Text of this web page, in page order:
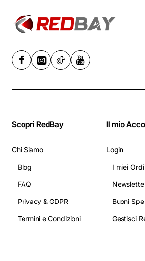
Scopri RedBay
Chi Siamo
Blog
FAQ
Privacy & GDPR
Termini e Condizioni
Il mio
Login
I miei
Buoni
Gestisci